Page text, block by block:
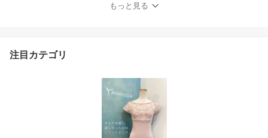
もっと見る
注目カテゴリ